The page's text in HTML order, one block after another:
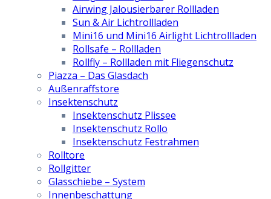
Airwing Jalousierbarer Rollladen
Sun & Air Lichtrollladen
Mini16 und Mini16 Airlight Lichtrollladen
Rollsafe – Rollladen
Rollfly – Rollladen mit Fliegenschutz
Piazza – Das Glasdach
Außenraffstore
Insektenschutz
Insektenschutz Plissee
Insektenschutz Rollo
Insektenschutz Festrahmen
Rolltore
Rollgitter
Glasschiebe – System
Innenbeschattung